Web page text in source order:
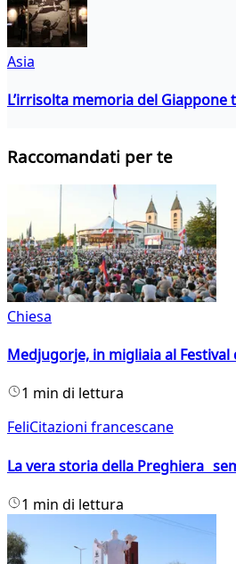
Asia
L’irrisolta memoria del
Raccomandati per te
Chiesa
Medjugorje, in migliaia al
1 min di lettura
FeliCitazioni francescane
La vera storia della Preghiera
1 min di lettura